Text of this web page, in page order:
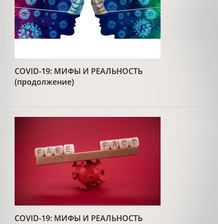
COVID-19: МИФЫ И РЕАЛЬНОСТЬ
(продолжение)
COVID-19: МИФЫ И РЕАЛЬНОСТЬ